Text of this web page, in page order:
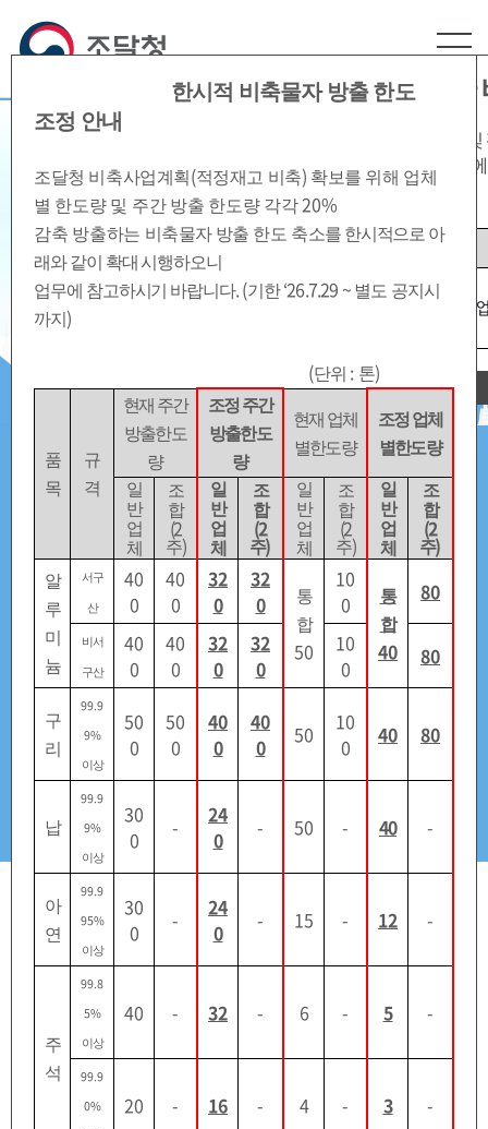
민생안정과 경제 재도약,
공공조달 비축물자가
함께 가겠습니다.
비축업무개요 구매업무안내
판매업무안내 경제용어해설
관련사이트 판매공고현황
배정신청
원자재 판매가격
조달청 비축물자 홈페이지 게시하는원자재 판매가격은조달청 비축
이용업체 등록
한 실 수요업체가 조달청 비축기지에 보관된
를 구매할 경우에 적용되는 가격
혁신·수출기업 및 강소기업 방출한도량 추
조달청 비축사업계획(적정재고 비축) 확보를 위해 혁신·수출기업 및
감축 조정을 비축물자 전체에 대하여 아래와 같이 시행하오니
업무
('26.7.29~별도 공지시까지)
품목
현재 방출한도량
알루미늄, 구리,
납, 아연, 주석,
업체별 주간 판매 한도량의
오늘하루 이창을 열지않습니다.
한시적 비축물자 방출 한도
조정 안내
조달청 비축사업계획(적정재고 비축) 확보를 위해 업체
별 한도량 및 주간 방출 한도량 각각 20%
감축 방출하는 비축물자 방출 한도 축소를 한시적으로 아
래와 같이 확대 시행하오니
업무에 참고하시기 바랍니다.(기한‘26.7.29 ~ 별도 공지시
까지 )
(단위 : 톤)
품
목
규
격
현재 주간
방출한도
량
조정 주간
방출한도
량
현재 업체
별한도량
조정 업체
별한도량
일
반
업
체
조
합
(2
주)
일
반
업
체
조
합
(2
주)
일
반
업
체
조
합
(2
주)
일
반
업
체
조
합
(2
주)
알
루
미
늄
서구
산
40
0
40
0
32
0
32
0
통
합
50
10
0
통
합
40
80
비서
구산
40
0
40
0
32
0
32
0
10
0
80
구
리
99.9
9%
이상
50
0
50
0
40
0
40
0
50
10
0
40 80
납
99.9
9%
이상
30
0
-
24
0
- 50 - 40 -
아
연
99.9
95%
이상
30
0
-
24
0
- 15 - 12 -
주
석
99.8
5%
이상
40 - 32 - 6 - 5 -
99.9
0%
20 - 16 - 4 - 3 -